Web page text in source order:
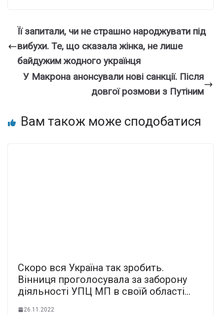
Її запитали, чи не страшно народжувати під
вибухи. Те, що сказала жінка, не лише
байдужим жодного українця
У Макрона анонсували нові санкції. Після
довгої розмови з Путіним
Вам також може сподобатися
Скоро вся Україна так зробить.
Вінниця проголосувала за заборону
діяльності УПЦ МП в своїй області…
26.11.2022